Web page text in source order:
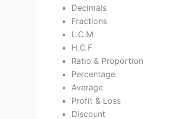
Decimals
Fractions
L.C.M
H.C.F
Ratio & Proportion
Percentage
Average
Profit & Loss
Discount